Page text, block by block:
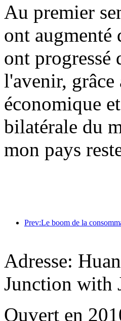
Au premier
ont augmenté
ont
l'avenir,
économique
bilatérale du
mon pays
Adresse:
Junction with
Ouvert en